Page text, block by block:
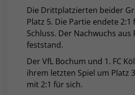
Die Drittplatzierten beider
Platz 5. Die Partie endete
Schluss. Der Nachwuchs
feststand.
Der VfL Bochum und 1. FC
ihrem letzten Spiel um Platz
mit 2:1 für sich.